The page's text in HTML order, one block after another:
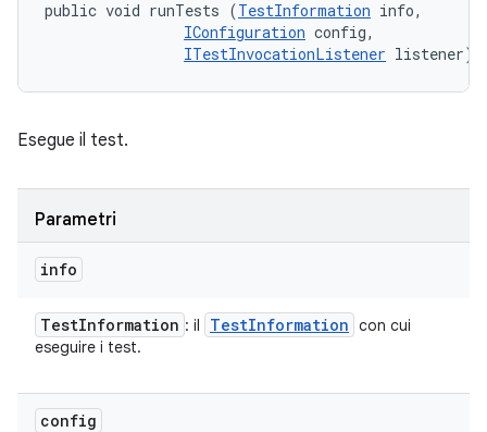
public void runTests (TestInformation info,
IConfiguration config,
ITestInvocationListener listener)
Esegue il test.
Parametri
info
TestInformation : il TestInformation con cui
eseguire i test.
config